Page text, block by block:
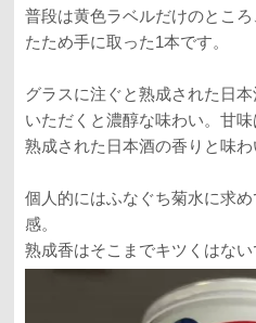
普段は黄色ラベルだけのとこ
たため手に取った1本です。
グラスに注ぐと熟成された日本
いただくと濃醇な味わい。甘味
熟成された日本酒の香りと味わ
個人的にはふなぐち菊水に求
感。
熟成香はそこまでキツくはない